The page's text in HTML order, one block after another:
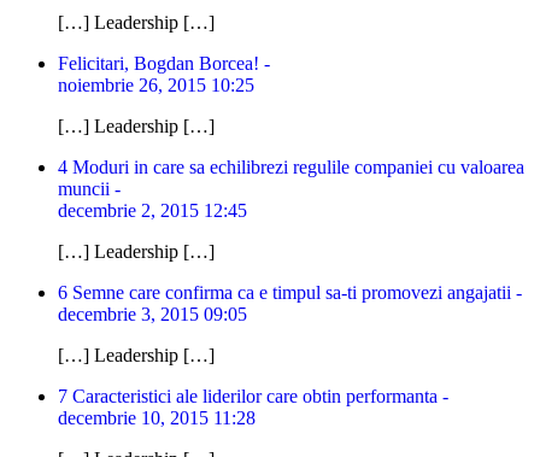
[…] Leadership […]
Felicitari, Bogdan Borcea! -
noiembrie 26, 2015 10:25
[…] Leadership […]
4 Moduri in care sa echilibrezi regulile companiei cu valoarea
muncii -
decembrie 2, 2015 12:45
[…] Leadership […]
6 Semne care confirma ca e timpul sa-ti promovezi angajatii -
decembrie 3, 2015 09:05
[…] Leadership […]
7 Caracteristici ale liderilor care obtin performanta -
decembrie 10, 2015 11:28